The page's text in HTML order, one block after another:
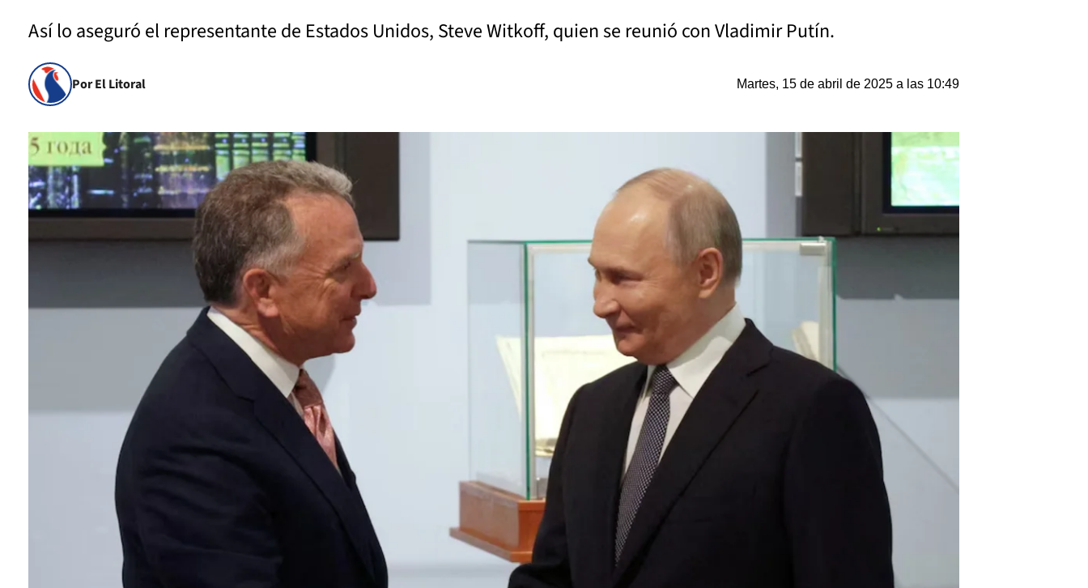
Así lo aseguró el representante de Estados Unidos, Steve Witkoff, quien se reunió con Vladimir Putín.
Por El Litoral Martes, 15 de abril de 2025 a las 10:49